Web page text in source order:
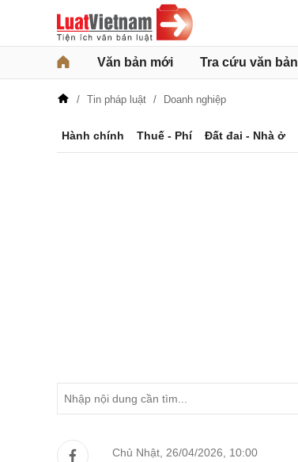
Văn bản mới Tra cứu văn bản
Tin pháp luật Doanh nghiệp
Hành chính Thuế - Phí Đất đai - Nhà ở
Chủ Nhật, 26/04/2026 10:00